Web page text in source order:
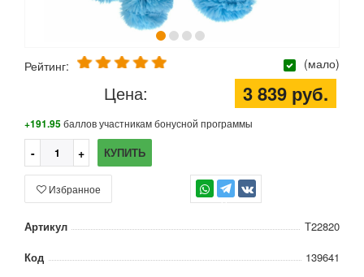
Рейтинг: (мало)
Цена: 3 839 руб.
+191.95баллов участникам бонусной программы
КУПИТЬ
TG
Избранное
Артикул
Т22820
Код
139641